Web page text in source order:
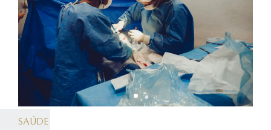
SAÚDE